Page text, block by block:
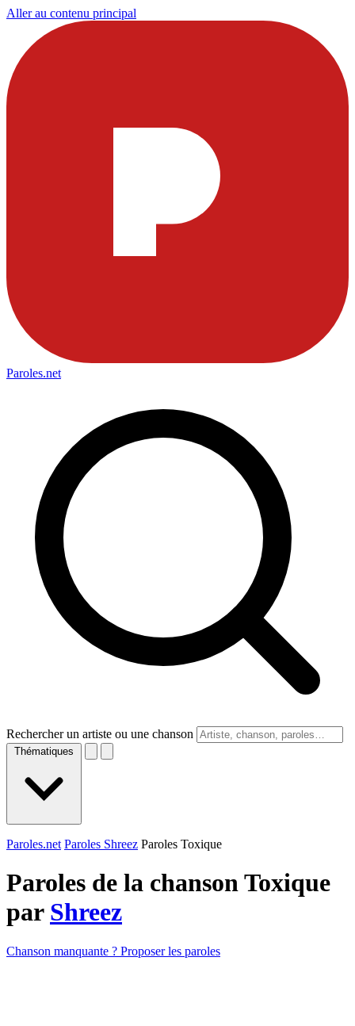
Aller au contenu principal
Paroles.net
Rechercher un artiste ou une chanson
Thématiques
Paroles.net Paroles Shreez Paroles Toxique
Paroles de la chanson Toxique
par Shreez
Chanson manquante ? Proposer les paroles